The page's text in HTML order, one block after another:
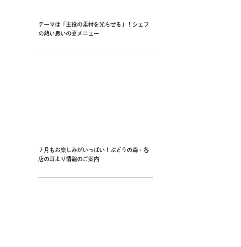
テーマは「主役の素材を光らせる」！シェフ
の熱い思いの夏メニュー
７月もお楽しみがいっぱい！ぶどうの森・各
店の耳より情報のご案内